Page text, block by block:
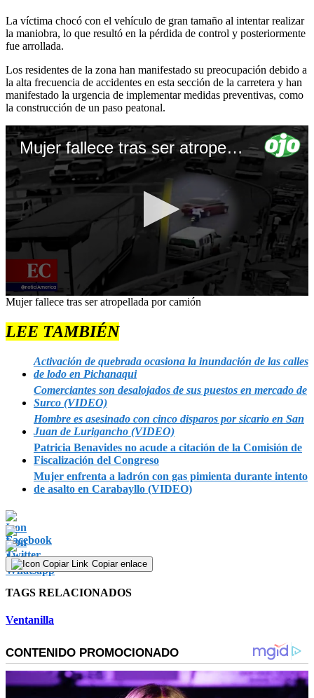
La víctima chocó con el vehículo de gran tamaño al intentar realizar
la maniobra, lo que resultó en la pérdida de control y posteriormente
fue arrollada.
Los residentes de la zona han manifestado su preocupación debido a
la alta frecuencia de accidentes en esta sección de la carretera y han
manifestado la urgencia de implementar medidas preventivas, como
la construcción de un paso peatonal.
Mujer fallece tras ser atropellada por camión
0
seconds
of
1
seconds
Mujer fallece tras ser atropellada por camión
LEE TAMBIÉN
Activación de quebrada ocasiona la inundación de las calles
de lodo en Pichanaqui
Comerciantes son desalojados de sus puestos en mercado de
Surco (VIDEO)
Hombre es asesinado con cinco disparos por sicario en San
Juan de Lurigancho (VIDEO)
Patricia Benavides no acude a citación de la Comisión de
Fiscalización del Congreso
Mujer enfrenta a ladrón con gas pimienta durante intento
de asalto en Carabayllo (VIDEO)
Copiar enlace
TAGS RELACIONADOS
Ventanilla